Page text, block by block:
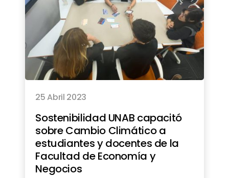
25 Abril 2023
Sostenibilidad UNAB capacitó
sobre Cambio Climático a
estudiantes y docentes de la
Facultad de Economía y
Negocios